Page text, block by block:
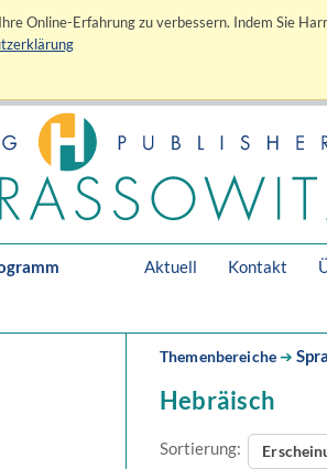
Online-Erfahrung zu verbessern. Indem Sie
Aktuell Kontakt
Themenbereiche➔
Hebräisch
Sortierung: